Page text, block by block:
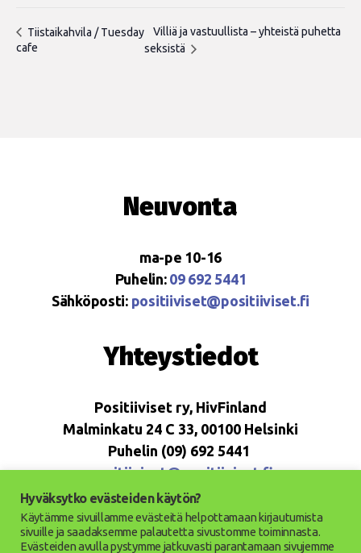
Tiistaikahvila / Tuesday
cafe
Villiä ja vastuullista – yhteistä puhetta
seksistä
Neuvonta
ma-pe 10-16
Puhelin: 09 692 5441
Sähköposti: positiiviset@positiiviset.fi
Yhteystiedot
Positiiviset ry, HivFinland
Malminkatu 24 C 33, 00100 Helsinki
Puhelin (09) 692 5441
positiiviset@positiiviset.fi
Hyväksytko evästeiden käytön?
Käytämme sivuillamme evästeitä helpottamaan kirjautumista
sivuille ja saadaksemme palautetta sivustomme toiminnasta.
Evästeiden avulla pystymme jatkuvasti parantamaan sivujemme